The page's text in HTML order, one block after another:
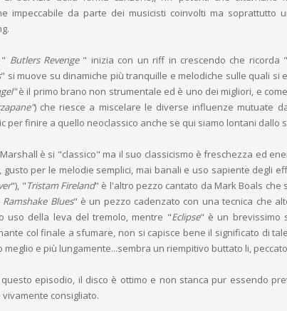
impeccabile da parte dei musicisti coinvolti ma soprattutto
Butlers Revenge" inizia con un riff in crescendo che ricorda "
" si muove su dinamiche più tranquille e melodiche sulle quali si
è il primo brano non strumentale ed è uno dei migliori, e
) che riesce a miscelare le diverse influenze mutuate
per finire a quello neoclassico anche se qui siamo lontani dallo
è si "classico" ma il suo classicismo è freschezza ed
gusto per le melodie semplici, mai banali e uso sapiente degli
"), "Tristam Fireland" è l'altro pezzo cantato da Mark Boals che
Ramshake Blues" è un pezzo cadenzato con una tecnica che
uso della leva del tremolo, mentre "Eclipse" è un brevissimo
col finale a sfumare, non si capisce bene il significato di
meglio e più lungamente...sembra un riempitivo buttato li,
episodio, il disco è ottimo e non stanca pur essendo
vivamente consigliato.